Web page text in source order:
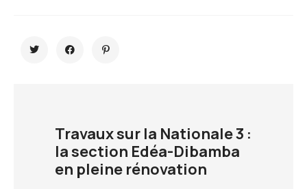
Travaux sur la Nationale 3 :
la section Edéa-Dibamba
en pleine rénovation